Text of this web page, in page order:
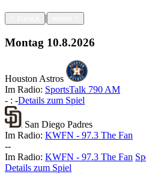
|
Montag 10.8.2026
Houston Astros
Im Radio: SportsTalk 790 AM
- : -Details zum Spiel
San Diego Padres
Im Radio: KWFN - 97.3 The Fan
--
Im Radio: KWFN - 97.3 The Fan
Details zum Spiel